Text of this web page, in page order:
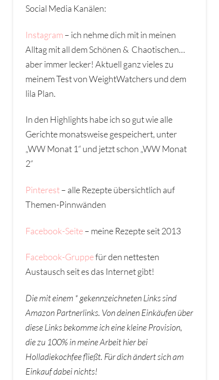
Social Media Kanälen:
Instagram – ich nehme dich mit in meinen
Alltag mit all dem Schönen & Chaotischen…
aber immer lecker! Aktuell ganz vieles zu
meinem Test von WeightWatchers und dem
lila Plan.
In den Highlights habe ich so gut wie alle
Gerichte monatsweise gespeichert, unter
„WW Monat 1“ und jetzt schon „WW Monat
2“
Pinterest– alle Rezepte übersichtlich auf
Themen-Pinnwänden
Facebook-Seite– meine Rezepte seit 2013
Facebook-Gruppefür den nettesten
Austausch seit es das Internet gibt!
Die mit einem * gekennzeichneten Links sind
Amazon Partnerlinks. Von deinen Einkäufenüber
diese Links bekomme ich eine kleine Provision,
die zu 100% in meine Arbeit hier bei
Holladiekochfee fließt. Für dichändert sich am
Einkauf dabei nichts!